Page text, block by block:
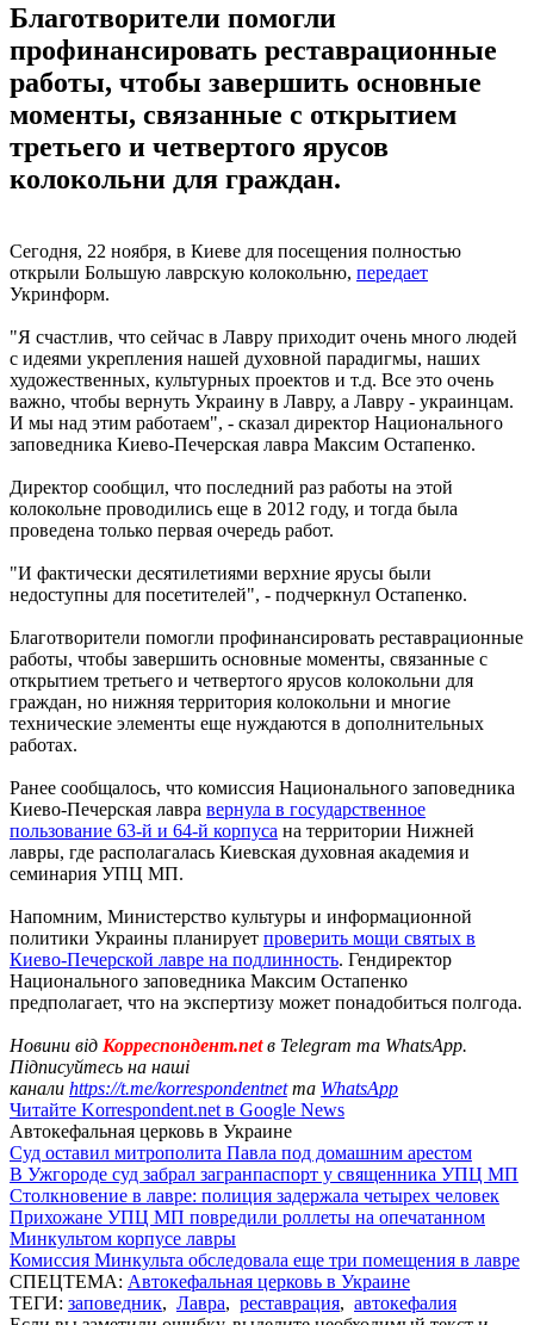
Благотворители помогли
профинансировать реставрационные
работы, чтобы завершить основные
моменты, связанные с открытием
третьего и четвертого ярусов
колокольни для граждан.
Сегодня, 22 ноября, в Киеве для посещения полностью
открыли Большую лаврскую колокольню, передает
Укринформ.
"Я счастлив, что сейчас в Лавру приходит очень много людей
с идеями укрепления нашей духовной парадигмы, наших
художественных, культурных проектов и т.д. Все это очень
важно, чтобы вернуть Украину в Лавру, а Лавру - украинцам.
И мы над этим работаем", - сказал директор Национального
заповедника Киево-Печерская лавра Максим Остапенко.
Директор сообщил, что последний раз работы на этой
колокольне проводились еще в 2012 году, и тогда была
проведена только первая очередь работ.
"И фактически десятилетиями верхние ярусы были
недоступны для посетителей", - подчеркнул Остапенко.
Благотворители помогли профинансировать реставрационные
работы, чтобы завершить основные моменты, связанные с
открытием третьего и четвертого ярусов колокольни для
граждан, но нижняя территория колокольни и многие
технические элементы еще нуждаются в дополнительных
работах.
Ранее сообщалось, что комиссия Национального заповедника
Киево-Печерская лавра вернула в государственное
пользование 63-й и 64-й корпуса на территории Нижней
лавры, где располагалась Киевская духовная академия и
семинария УПЦ МП.
Напомним, Министерство культуры и информационной
политики Украины планирует проверить мощи святых в
Киево-Печерской лавре на подлинность. Гендиректор
Национального заповедника Максим Остапенко
предполагает, что на экспертизу может понадобиться полгода.
Новини від Корреспондент.netв Telegram та WhatsApp.
Підписуйтесь на наші
канали https://t.me/korrespondentnetта WhatsApp
Читайте Korrespondent.net в Google News
Автокефальная церковь в Украине
Суд оставил митрополита Павла под домашним арестом
В Ужгороде суд забрал загранпаспорт у священника УПЦ МП
Столкновение в лавре: полиция задержала четырех человек
Прихожане УПЦ МП повредили роллеты на опечатанном
Минкультом корпусе лавры
Комиссия Минкульта обследовала еще три помещения в лавре
СПЕЦТЕМА: Автокефальная церковь в Украине
ТЕГИ: заповедник, Лавра, реставрация, автокефалия